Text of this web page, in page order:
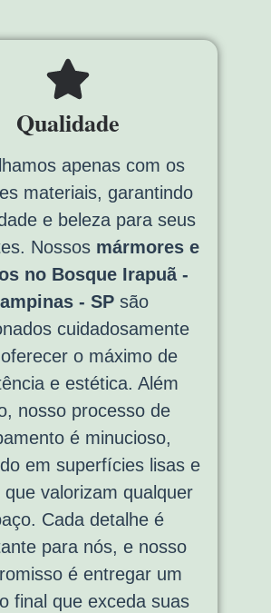
Qualidade
apenas com os
materiais, garantindo
e beleza para seus
Nossos mármores e
no Bosque Irapuã -
- SP são
cuidadosamente
o máximo de
e estética. Além
nosso processo de
é minucioso,
em superfícies lisas e
que valorizam qualquer
Cada detalhe é
para nós, e nosso
é entregar um
final que exceda suas